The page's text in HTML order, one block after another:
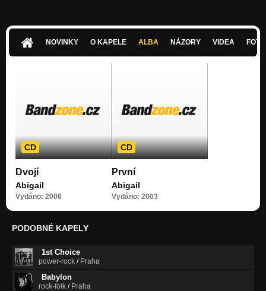
NOVINKY O KAPELE ALBA NÁZORY VIDEA
CD
Dvojí
Abigail
Vydáno: 2006
CD
První
Abigail
Vydáno: 2003
PODOBNÉ KAPELY
1st Choice
power-rock / Praha
Babylon
rock-folk / Praha